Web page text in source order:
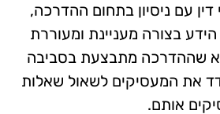
עם ניסיון בתחום ההדרכה,
בצורה מעניינת ומעוררת
שההדרכה מתבצעת בסביבה
את המעסיקים לשאול שאלות
אותם.